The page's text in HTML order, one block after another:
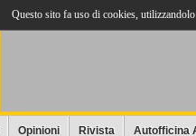
Opinioni Rivista Autofficina
Questo sito fa uso di cookies,